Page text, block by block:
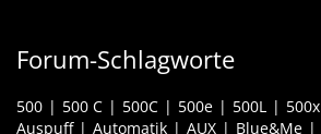
Forum-Schlagworte
500 500 C 500C 500e 500L 500x
Auspuff
Automatik AUX Blue&Me